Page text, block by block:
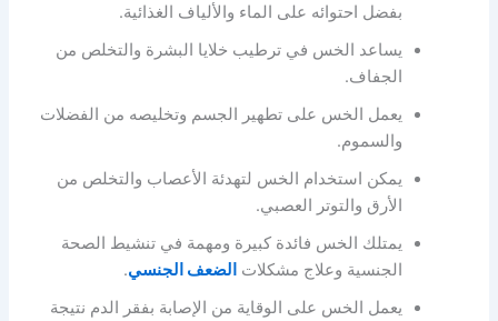
بفضل احتوائه على الماء والألياف الغذائية.
يساعد الخس في ترطيب خلايا البشرة والتخلص من
الجفاف.
يعمل الخس على تطهير الجسم وتخليصه من الفضلات
والسموم.
يمكن استخدام الخس لتهدئة الأعصاب والتخلص من
الأرق والتوتر العصبي.
يمتلك الخس فائدة كبيرة ومهمة في تنشيط الصحة
الجنسية وعلاج مشكلات الضعف الجنسي.
يعمل الخس على الوقاية من الإصابة بفقر الدم نتيجة